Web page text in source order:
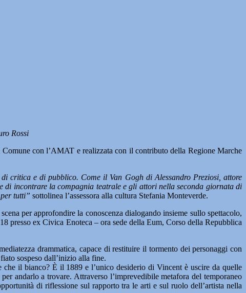
Rossi
con l’AMAT e realizzata con il contributo della Regione Marche
critica e di pubblico. Come il Van Gogh di Alessandro Preziosi, attore
di incontrare la compagnia teatrale e gli attori nella seconda giornata di
tutti” sottolinea l’assessora alla cultura Stefania Monteverde.
per approfondire la conoscenza dialogando insieme sullo spettacolo,
presso ex Civica Enoteca – ora sede della Eum, Corso della Repubblica
drammatica, capace di restituire il tormento dei personaggi con
sospeso dall’inizio alla fine.
il bianco? È il 1889 e l’unico desiderio di Vincent è uscire da quelle
andarlo a trovare. Attraverso l’imprevedibile metafora del temporaneo
di riflessione sul rapporto tra le arti e sul ruolo dell’artista nella